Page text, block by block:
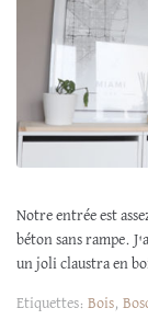
Notre entrée est
béton sans rampe.
un joli claustra en
Etiquettes: Bois,